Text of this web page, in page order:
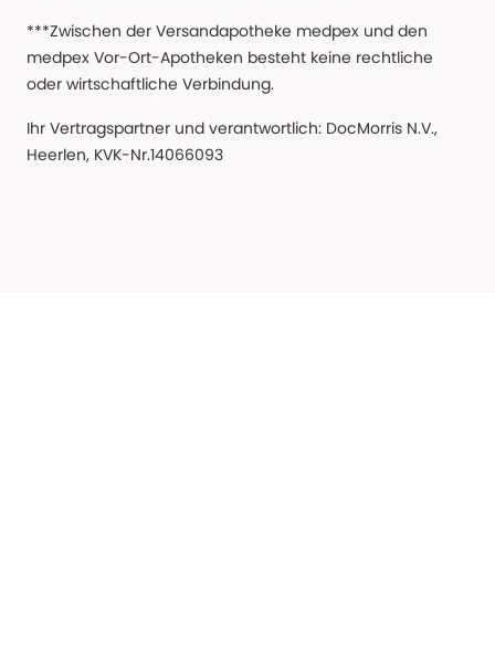
***Zwischen der Versandapotheke medpex und den
medpex Vor-Ort-Apotheken besteht keine rechtliche
oder wirtschaftliche Verbindung.
Ihr Vertragspartner und verantwortlich: DocMorris N.V.,
Heerlen, KVK-Nr.14066093